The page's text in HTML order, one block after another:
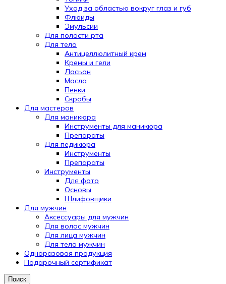
Уход за областью вокруг глаз и губ
Флюиды
Эмульсии
Для полости рта
Для тела
Антицеллюлитный крем
Кремы и гели
Лосьон
Масла
Пенки
Скрабы
Для мастеров
Для маникюра
Инструменты для маникюра
Препараты
Для педикюра
Инструменты
Препараты
Инструменты
Для фото
Основы
Шлифовщики
Для мужчин
Аксессуары для мужчин
Для волос мужчин
Для лица мужчин
Для тела мужчин
Одноразовая продукция
Подарочный сертификат
Поиск